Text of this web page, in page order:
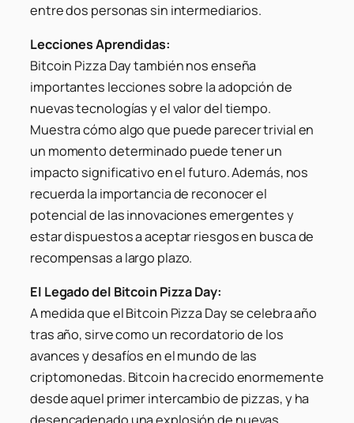
entre dos personas sin intermediarios.
Lecciones Aprendidas:
Bitcoin Pizza Day también nos enseña
importantes lecciones sobre la adopción de
nuevas tecnologías y el valor del tiempo.
Muestra cómo algo que puede parecer trivial en
un momento determinado puede tener un
impacto significativo en el futuro. Además, nos
recuerda la importancia de reconocer el
potencial de las innovaciones emergentes y
estar dispuestos a aceptar riesgos en busca de
recompensas a largo plazo.
El Legado del Bitcoin Pizza Day:
A medida que el Bitcoin Pizza Day se celebra año
tras año, sirve como un recordatorio de los
avances y desafíos en el mundo de las
criptomonedas. Bitcoin ha crecido enormemente
desde aquel primer intercambio de pizzas, y ha